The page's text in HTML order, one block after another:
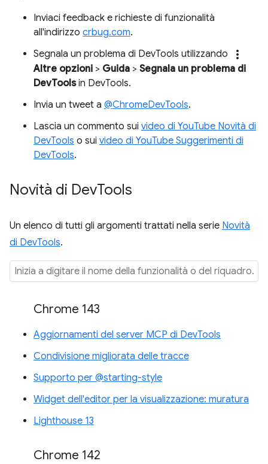
Inviaci feedback e richieste di funzionalità
all'indirizzo crbug.com.
Segnala un problema di DevTools utilizzando
more_vert
Altre opzioni > Guida > Segnala un problema di
DevToolsin DevTools.
Invia un tweet a @ChromeDevTools.
Lascia un commento sui video di YouTube Novità di
DevTools o sui video di YouTube Suggerimenti di
DevTools.
Novità di DevTools
Un elenco di tutti gli argomenti trattati nella serie Novità
di DevTools.
Chrome 143
Aggiornamenti del server MCP di DevTools
Condivisione migliorata delle tracce
Supporto per @starting-style
Widget dell'editor per la visualizzazione: muratura
Lighthouse 13
Chrome 142